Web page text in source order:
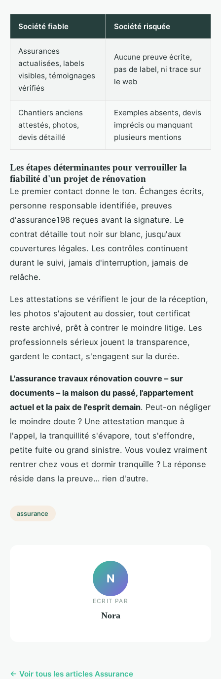
Société fiable Société risquée
Assurances
actualisées, labels
visibles, témoignages
vérifiés
Aucune preuve écrite,
pas de label, ni trace sur
le web
Chantiers anciens
attestés, photos,
devis détaillé
Exemples absents, devis
imprécis ou manquant
plusieurs mentions
Les étapes déterminantes pour verrouiller la
fiabilité d'un projet de rénovation
Le premier contact donne le ton. Échanges écrits,
personne responsable identifiée, preuves
d'assurance198 reçues avant la signature. Le
contrat détaille tout noir sur blanc, jusqu'aux
couvertures légales. Les contrôles continuent
durant le suivi, jamais d'interruption, jamais de
relâche.
Les attestations se vérifient le jour de la réception,
les photos s'ajoutent au dossier, tout certificat
reste archivé, prêt à contrer le moindre litige. Les
professionnels sérieux jouent la transparence,
gardent le contact, s'engagent sur la durée.
L'assurance travaux rénovation couvre – sur
documents – la maison du passé, l'appartement
actuel et la paix de l'esprit demain. Peut-on négliger
le moindre doute ? Une attestation manque à
l'appel, la tranquillité s'évapore, tout s'effondre,
petite fuite ou grand sinistre. Vous voulez vraiment
rentrer chez vous et dormir tranquille ? La réponse
réside dans la preuve… rien d'autre.
assurance
N
ECRIT PAR
Nora
← Voir tous les articles Assurance